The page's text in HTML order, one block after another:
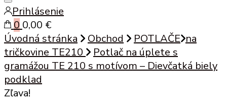
Zatvoriť
vyhľadávanie
Prihlásenie
0 0,00 €
Úvodná stránka
Obchod POTLAČE na
tričkovine TE210
Potlač na úplete s
gramážou TE 210 s motívom – Dievčatká biely
podklad
Zľava!